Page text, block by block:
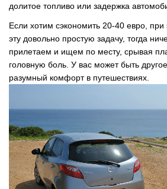
долитое топливо или задержка
Если хотим сэкономить 20-40 евро, при
эту довольно простую задачу, тогда
прилетаем и ищем по месту, срывая
головную боль. У вас может быть
разумный комфорт в путешествиях.